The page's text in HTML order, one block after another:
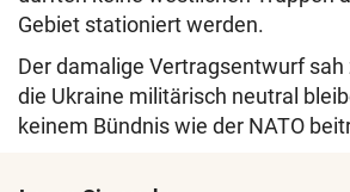
Gebiet stationiert werden.
Der damalige Vertragsentwurf sah
die Ukraine militärisch neutral
keinem Bündnis wie der NATO